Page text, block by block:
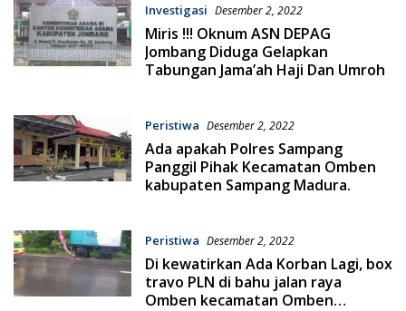
Investigasi Desember 2, 2022
Miris !!! Oknum ASN DEPAG
Jombang Diduga Gelapkan
Tabungan Jama’ah Haji Dan Umroh
Peristiwa Desember 2, 2022
Ada apakah Polres Sampang
Panggil Pihak Kecamatan Omben
kabupaten Sampang Madura.
Peristiwa Desember 2, 2022
Di kewatirkan Ada Korban Lagi, box
travo PLN di bahu jalan raya
Omben kecamatan Omben